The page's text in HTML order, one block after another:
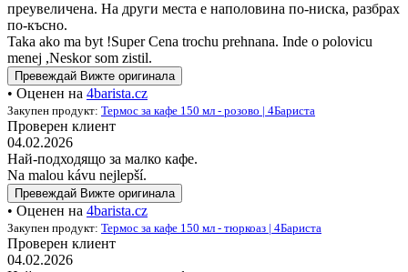
преувеличена. На други места е наполовина по-ниска, разбрах
по-късно.
Taka ako ma byt !Super Cena trochu prehnana. Inde o polovicu
menej ,Neskor som zistil.
Превеждай Вижте оригинала
• Оценен на 4barista.cz
Закупен продукт: Термос за кафе 150 мл - розово | 4Бариста
Проверен клиент
04.02.2026
Най-подходящо за малко кафе.
Na malou kávu nejlepší.
Превеждай Вижте оригинала
• Оценен на 4barista.cz
Закупен продукт: Термос за кафе 150 мл - тюркоаз | 4Бариста
Проверен клиент
04.02.2026